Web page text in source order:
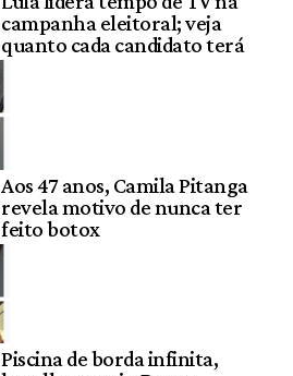
campanha eleitoral; veja
quanto cada candidato terá
Aos 47 anos, Camila Pitanga
revela motivo de nunca ter
feito botox
Piscina de borda infinita,